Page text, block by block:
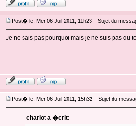
Post� le: Mer 06 Juil 2011, 11h23 Sujet du
Je ne sais pas pourquoi mais je ne suis pas du
Post� le: Mer 06 Juil 2011, 15h32 Sujet du
charlot a �crit: